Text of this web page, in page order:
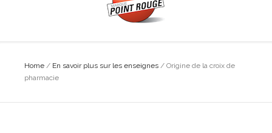
Home / En savoir plus sur les enseignes / Origine de la croix de
pharmacie